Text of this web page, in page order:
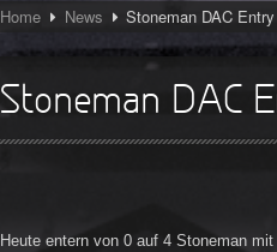
Home News Stoneman DAC Entry
Stoneman DAC
Heute entern von 0 auf 4 Stoneman